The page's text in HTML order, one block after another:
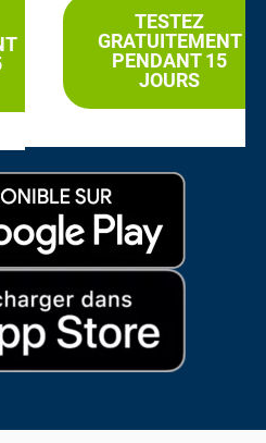
TESTEZ
GRATUITEMENT
PENDANT 15
JOURS